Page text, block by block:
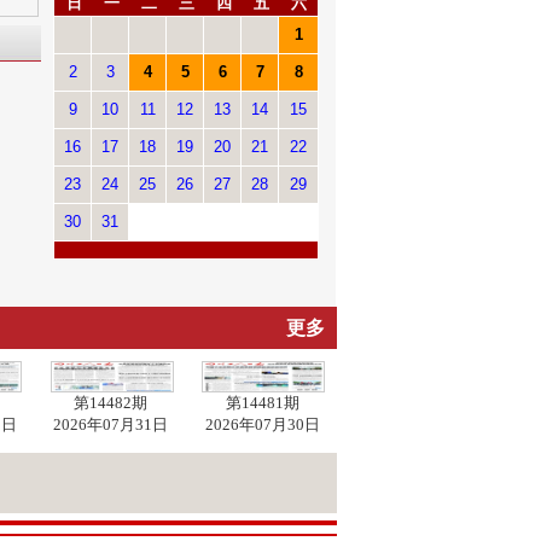
1
2 3 4 5 6 7 8
9 10 11 12 13 14 15
16 17 18 19 20 21 22
23 24 25 26 27 28 29
30 31
更多
第14482期
2026年07月31日
第14481期
2026年07月30日